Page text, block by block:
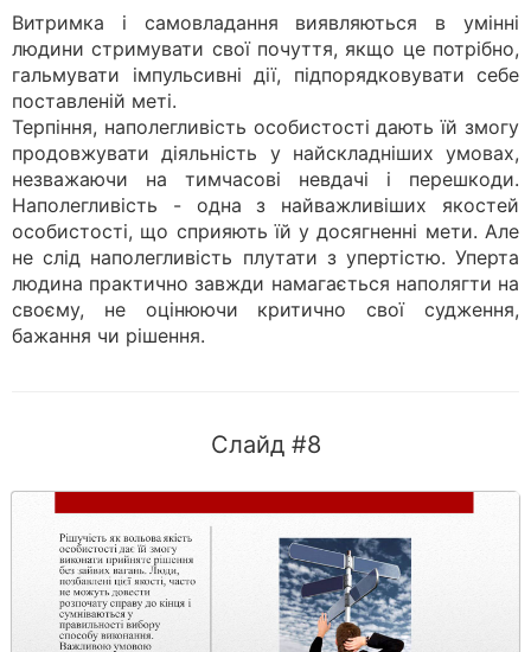
Витримка і самовладання виявляються в умінні
людини стримувати свої почуття, якщо це потрібно,
гальмувати імпульсивні дії, підпорядковувати себе
поставленій меті.
Терпіння, наполегливість особистості дають їй змогу
продовжувати діяльність у найскладніших умовах,
незважаючи на тимчасові невдачі і перешкоди.
Наполегливість - одна з найважливіших якостей
особистості, що сприяють їй у досягненні мети. Але
не слід наполегливість плутати з упертістю. Уперта
людина практично завжди намагається наполягти на
своєму, не оцінюючи критично свої судження,
бажання чи рішення.
Слайд #8